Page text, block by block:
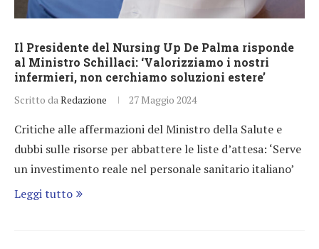
Il Presidente del Nursing Up De Palma risponde
al Ministro Schillaci: ‘Valorizziamo i nostri
infermieri, non cerchiamo soluzioni estere’
Scritto da Redazione 27 Maggio 2024
Critiche alle affermazioni del Ministro della Salute e
dubbi sulle risorse per abbattere le liste d’attesa: ‘Serve
un investimento reale nel personale sanitario italiano’
Leggi tutto